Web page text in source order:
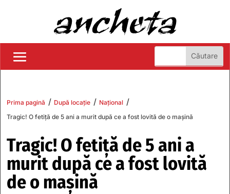
Prima pagină / După locație / Național /
Tragic! O fetiță de 5 ani a murit după ce a fost lovită de o mașină
Tragic! O fetiță de 5 ani a
murit după ce a fost lovită
de o mașină